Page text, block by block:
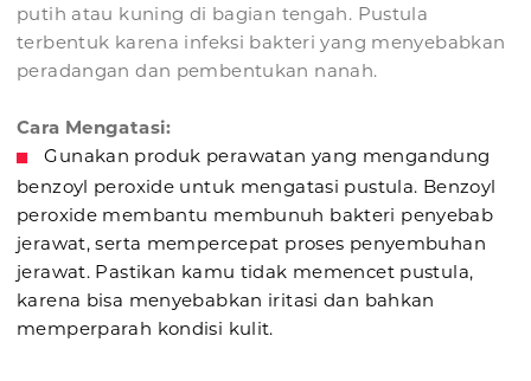
putih atau kuning di bagian tengah. Pustula
terbentuk karena infeksi bakteri yang menyebabkan
peradangan dan pembentukan nanah.
Cara Mengatasi:
Gunakan produk perawatan yang mengandung
benzoyl peroxide untuk mengatasi pustula. Benzoyl
peroxide membantu membunuh bakteri penyebab
jerawat, serta mempercepat proses penyembuhan
jerawat. Pastikan kamu tidak memencet pustula,
karena bisa menyebabkan iritasi dan bahkan
memperparah kondisi kulit.